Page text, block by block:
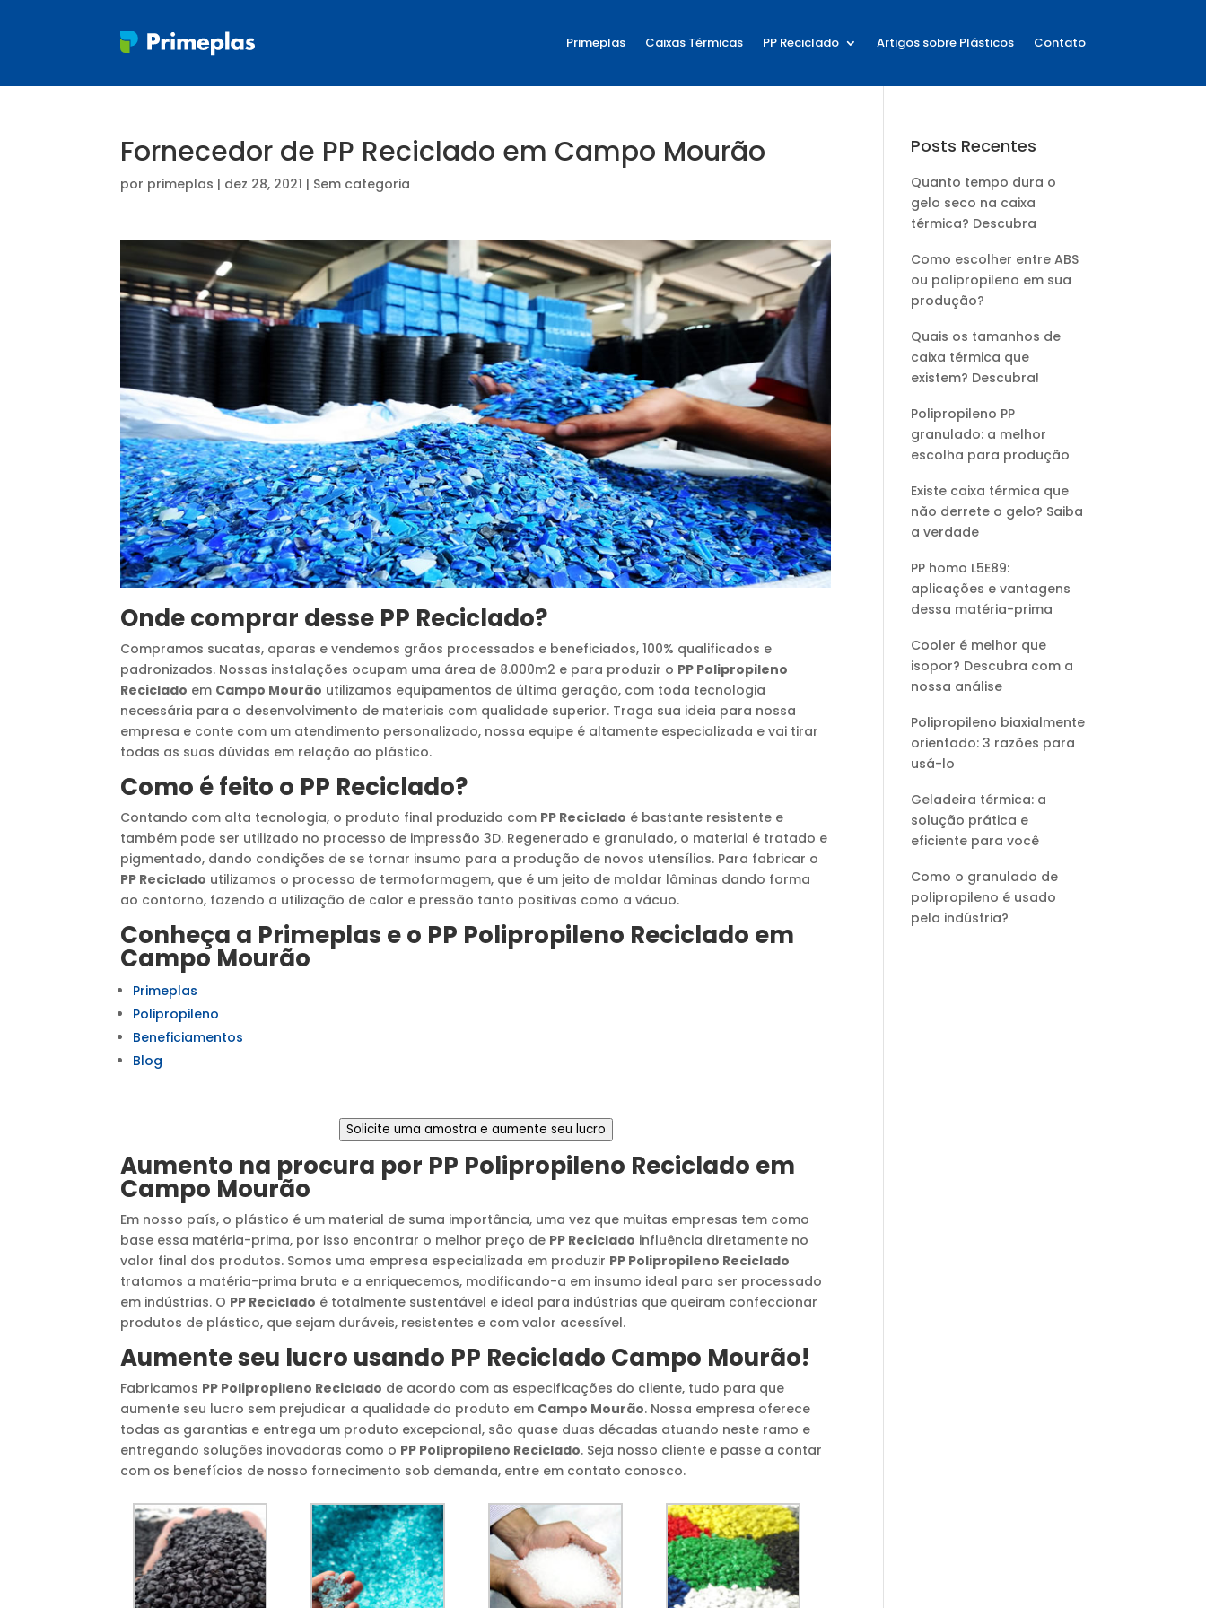
Primeplas Caixas Térmicas PP Reciclado Artigos sobre Plásticos Contato
Fornecedor de PP Reciclado em Campo Mourão
por primeplas | dez 28, 2021 | Sem categoria
Onde comprar desse PP Reciclado?
Compramos sucatas, aparas e vendemos grãos processados e beneficiados, 100% qualificados e
padronizados. Nossas instalações ocupam uma área de 8.000m2 e para produzir o PP Polipropileno
Reciclado em Campo Mourão utilizamos equipamentos de última geração, com toda tecnologia
necessária para o desenvolvimento de materiais com qualidade superior. Traga sua ideia para nossa
empresa e conte com um atendimento personalizado, nossa equipe é altamente especializada e vai tirar
todas as suas dúvidas em relação ao plástico.
Como é feito o PP Reciclado?
Contando com alta tecnologia, o produto final produzido com PP Reciclado é bastante resistente e
também pode ser utilizado no processo de impressão 3D. Regenerado e granulado, o material é tratado e
pigmentado, dando condições de se tornar insumo para a produção de novos utensílios. Para fabricar o
PP Reciclado utilizamos o processo de termoformagem, que é um jeito de moldar lâminas dando forma
ao contorno, fazendo a utilização de calor e pressão tanto positivas como a vácuo.
Conheça a Primeplas e o PP Polipropileno Reciclado em
Campo Mourão
Primeplas
Polipropileno
Beneficiamentos
Blog
Solicite uma amostra e aumente seu lucro
Aumento na procura por PP Polipropileno Reciclado em
Campo Mourão
Em nosso país, o plástico é um material de suma importância, uma vez que muitas empresas tem como
base essa matéria-prima, por isso encontrar o melhor preço de PP Reciclado influência diretamente no
valor final dos produtos. Somos uma empresa especializada em produzir PP Polipropileno Reciclado
tratamos a matéria-prima bruta e a enriquecemos, modificando-a em insumo ideal para ser processado
em indústrias. O PP Reciclado é totalmente sustentável e ideal para indústrias que queiram confeccionar
produtos de plástico, que sejam duráveis, resistentes e com valor acessível.
Aumente seu lucro usando PP Reciclado Campo Mourão!
Fabricamos PP Polipropileno Reciclado de acordo com as especificações do cliente, tudo para que
aumente seu lucro sem prejudicar a qualidade do produto em Campo Mourão. Nossa empresa oferece
todas as garantias e entrega um produto excepcional, são quase duas décadas atuando neste ramo e
entregando soluções inovadoras como o PP Polipropileno Reciclado. Seja nosso cliente e passe a contar
com os benefícios de nosso fornecimento sob demanda, entre em contato conosco.
Posts Recentes
Quanto tempo dura o
gelo seco na caixa
térmica? Descubra
Como escolher entre ABS
ou polipropileno em sua
produção?
Quais os tamanhos de
caixa térmica que
existem? Descubra!
Polipropileno PP
granulado: a melhor
escolha para produção
Existe caixa térmica que
não derrete o gelo? Saiba
a verdade
PP homo L5E89:
aplicações e vantagens
dessa matéria-prima
Cooler é melhor que
isopor? Descubra com a
nossa análise
Polipropileno biaxialmente
orientado: 3 razões para
usá-lo
Geladeira térmica: a
solução prática e
eficiente para você
Como o granulado de
polipropileno é usado
pela indústria?